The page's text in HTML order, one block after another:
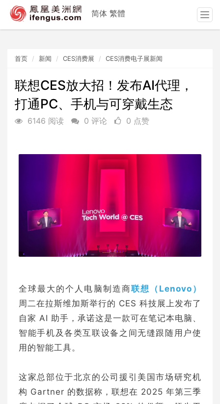
首页 新闻 CES消费展 CES消费电子展新闻
联想CES放大招！发布AI代理，
打通PC、手机与可穿戴生态
6146 阅读 0 评论 0 点赞
全球最大的个人电脑制造商联想（Lenovo）
周二在拉斯维加斯举行的 CES 科技展上发布了
自家 AI 助手，承诺这是一款可在笔记本电脑、
智能手机及各类互联设备之间无缝跟随用户使
用的智能工具。
这家总部位于北京的公司援引美国市场研究机
构 Gartner 的数据称，联想在 2025 年第三季
简体 繁體
T
o
i